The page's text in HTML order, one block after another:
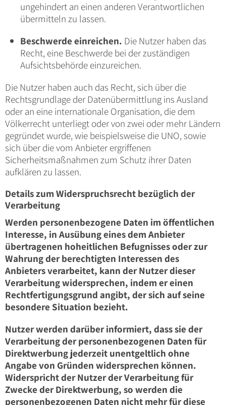
ungehindert an einen anderen Verantwortlichen
übermitteln zu lassen.
Beschwerde einreichen. Die Nutzer haben das
Recht, eine Beschwerde bei der zuständigen
Aufsichtsbehörde einzureichen.
Die Nutzer haben auch das Recht, sich über die
Rechtsgrundlage der Datenübermittlung ins Ausland
oder an eine internationale Organisation, die dem
Völkerrecht unterliegt oder von zwei oder mehr Ländern
gegründet wurde, wie beispielsweise die UNO, sowie
sich über die vom Anbieter ergriffenen
Sicherheitsmaßnahmen zum Schutz ihrer Daten
aufklären zu lassen.
Details zum Widerspruchsrecht bezüglich der
Verarbeitung
Werden personenbezogene Daten im öffentlichen
Interesse, in Ausübung eines dem Anbieter
übertragenen hoheitlichen Befugnisses oder zur
Wahrung der berechtigten Interessen des
Anbieters verarbeitet, kann der Nutzer dieser
Verarbeitung widersprechen, indem er einen
Rechtfertigungsgrund angibt, der sich auf seine
besondere Situation bezieht.
Nutzer werden darüber informiert, dass sie der
Verarbeitung der personenbezogenen Daten für
Direktwerbung jederzeit unentgeltlich ohne
Angabe von Gründen widersprechen können.
Widerspricht der Nutzer der Verarbeitung für
Zwecke der Direktwerbung, so werden die
personenbezogenen Daten nicht mehr für diese